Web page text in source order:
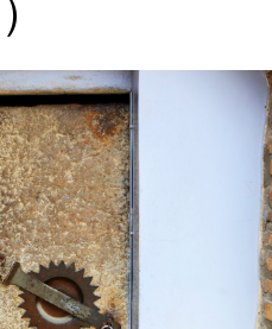
）